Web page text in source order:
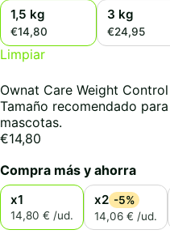
1,5 kg
€14,80
3 kg
€24,95
Limpiar
Ownat Care Weight
Tamaño recomendado
mascotas.
€14,80
Compra más y ahorra
x1
14,80 € /ud.
x2 -5%
14,06 € /ud.